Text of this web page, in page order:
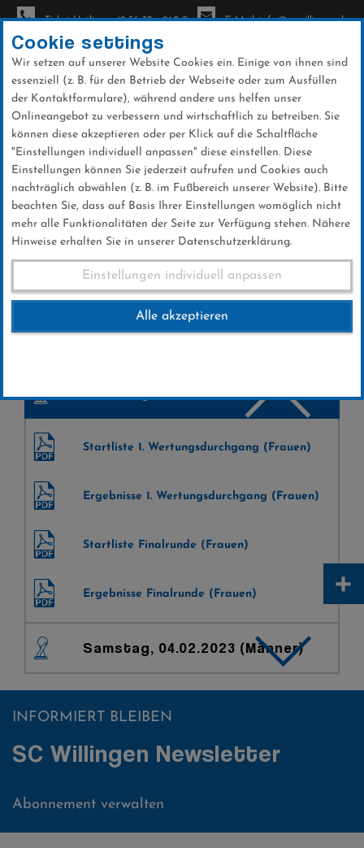
Direkt
zum
Inhalt
Ticket-Hotline: +49 56 32 - 960-0 E-Mail: info@sc-willingen.de
Ergebnisse und Startlisten
Weltcup Sa. 04.02.2023
Ergebnisse und Startlisten Weltcup
Sa. 04.02.2023
Startliste 1. Wertungsdurchgang (Frauen)
Ergebnisse 1. Wertungsdurchgang (Frauen)
Startliste Finalrunde (Frauen)
Ergebnisse Finalrunde (Frauen)
Samstag, 04.02.2023 (Männer)
Cookie settings
Wir setzen auf unserer Website Cookies ein. Einige von ihnen sind
essenziell (z. B. für den Betrieb der Webseite oder zum Ausfüllen
der Kontaktformulare), während andere uns helfen unser
Onlineangebot zu verbessern und wirtschaftlich zu betreiben. Sie
können diese akzeptieren oder per Klick auf die Schaltfläche
"Einstellungen individuell anpassen" diese einstellen. Diese
Einstellungen können Sie jederzeit aufrufen und Cookies auch
nachträglich abwählen (z. B. im Fußbereich unserer Website). Bitte
beachten Sie, dass auf Basis Ihrer Einstellungen womöglich nicht
mehr alle Funktionalitäten der Seite zur Verfügung stehen. Nähere
Hinweise erhalten Sie in unserer Datenschutzerklärung.
Einstellungen individuell anpassen
Alle akzeptieren
INFORMIERT BLEIBEN
SC Willingen Newsletter
Abonnement verwalten
+